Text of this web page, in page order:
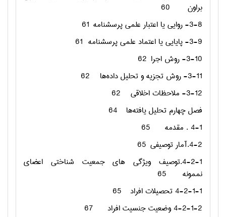
براون
60
3-8- روایی یا اعتبار علمی پرسشنامه
61
3-9- پایایی یا اعتماد علمی پرسشنامه
61
3-10- روش اجرا
62
3-11- روش تجزیه و تحلیل داده‌ها
62
3-12- ملاحظات اخلاقی
62
فصل چهارم تحلیل یافته‌ها
64
4-1 . مقدمه
65
4-2.آمار توصیفی
65
4-2-1.توصیف ویژگی های جمعیت شناختی اعضای
نممونه
65
4-2-1-1 تحصیلات افراد
65
4-2-1-2 وضعیت جنسیت افراد
67